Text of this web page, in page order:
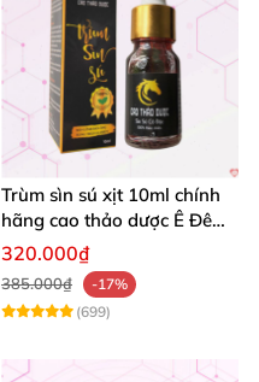
Trùm sìn sú xịt 10ml chính
hãng cao thảo dược Ê Đê
kéo dài QT
320.000₫
385.000₫
-17%
(699)